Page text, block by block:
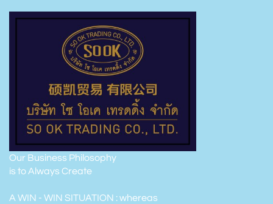
Our Business Philosophy
is to Always Create
A WIN - WIN SITUATION : whereas